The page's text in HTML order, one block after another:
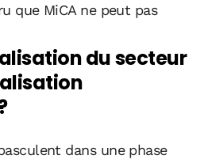
que MiCA ne peut pas
du secteur
dans une phase